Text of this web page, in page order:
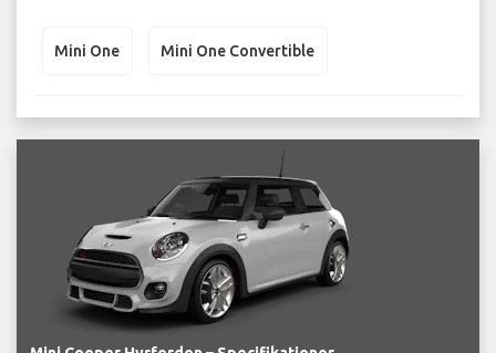
Mini One Mini One Convertible